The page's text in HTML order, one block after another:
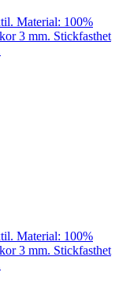
Material: 100%
3 mm. Stickfasthet
Material: 100%
3 mm. Stickfasthet